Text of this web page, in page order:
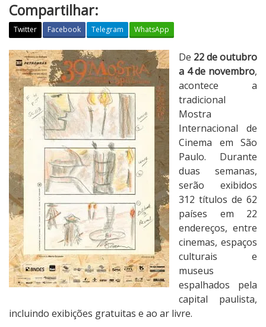
Compartilhar:
Twitter Facebook Telegram WhatsApp
3
9
ª
M
O
S
T
R
A
N
T
E
R
N
A
C
O
De 22 de outubro
a 4 de novembro,
acontece a
tradicional
Mostra
Internacional de
Cinema em São
Paulo. Durante
duas semanas,
serão exibidos
312 títulos de 62
países em 22
endereços, entre
cinemas, espaços
culturais e
museus
espalhados pela
capital paulista,
incluindo exibições gratuitas e ao ar livre.